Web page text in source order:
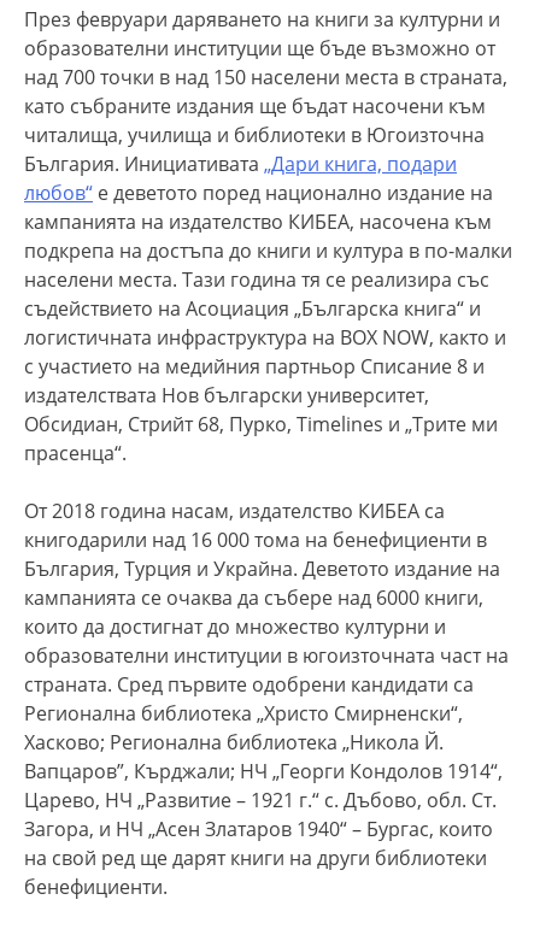
През февруари даряването на книги за културни и
образователни институции ще бъде възможно от
над 700 точки в над 150 населени места в страната,
като събраните издания ще бъдат насочени към
читалища, училища и библиотеки в Югоизточна
България. Инициативата „Дари книга, подари
любов“ е деветото поред национално издание на
кампанията на издателство КИБЕА, насочена към
подкрепа на достъпа до книги и култура в по-малки
населени места. Тази година тя се реализира със
съдействието на Асоциация „Българска книга“ и
логистичната инфраструктура на BOX NOW, както и
с участието на медийния партньор Списание 8 и
издателствата Нов български университет,
Обсидиан, Стрийт 68, Пурко, Timelines и „Трите ми
прасенца“.
От 2018 година насам, издателство КИБЕА са
книгодарили над 16 000 тома на бенефициенти в
България, Турция и Украйна. Деветото издание на
кампанията се очаква да събере над 6000 книги,
които да достигнат до множество културни и
образователни институции в югоизточната част на
страната. Сред първите одобрени кандидати са
Регионална библиотека „Христо Смирненски“,
Хасково; Регионална библиотека „Никола Й.
Вапцаров”, Кърджали; НЧ „Георги Кондолов 1914“,
Царево, НЧ „Развитие – 1921 г.“ с. Дъбово, обл. Ст.
Загора, и НЧ „Асен Златаров 1940“ – Бургас, които
на свой ред ще дарят книги на други библиотеки
бенефициенти.